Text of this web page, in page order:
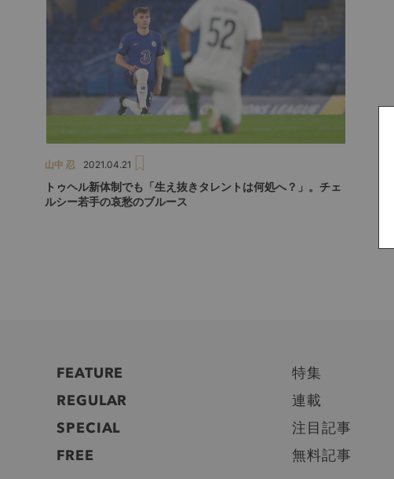
山中 忍 2021.04.21
トゥヘル新体制でも「生え抜きタレントは何処へ？」。チェ
ルシー若手の哀愁のブルース
FEATURE
特集
REGULAR
連載
SPECIAL
注目記事
FREE
無料記事